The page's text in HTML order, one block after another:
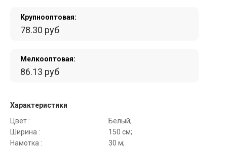
Крупнооптовая:
78.30 руб
Мелкооптовая:
86.13 руб
Характеристики
Цвет :
Белый;
Ширина :
150 см;
Намотка :
30 м;